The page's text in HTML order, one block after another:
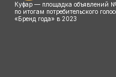
Куфар — площадка объявлений
по итогам потребительского
«Бренд года» в 2023